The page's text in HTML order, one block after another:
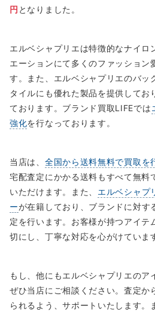
円 となりました。
エルベシャプリエは特徴的なナイロ
エーションにて多くのファッション
す。また、エルベシャプリエのバッ
タイルにも優れた製品を提供してお
ております。ブランド買取LIFEでは
強化を行なっております。
当店は、 全国から送料無料で買取を
宅配査定にかかる送料もすべて無料
いただけます。また、 エルベシャプ
ーが在籍しており、ブランドに対す
定を行います。お客様が持つアイテ
切にし、丁寧な対応を心がけていま
もし、他にもエルベシャプリエのア
ぜひ当店にご相談ください。査定か
られるよう、サポートいたします。